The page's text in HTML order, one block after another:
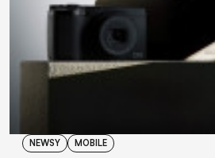
NEWSY MOBILE